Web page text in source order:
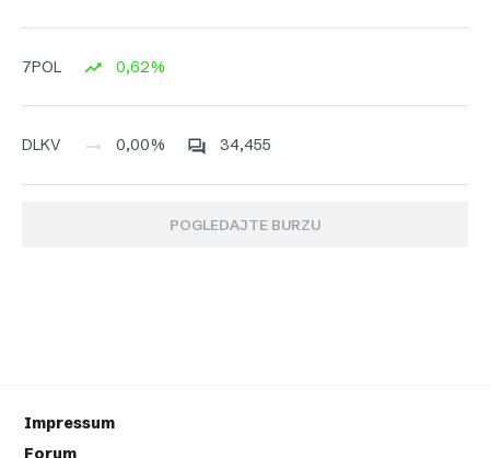
7POL 0,62%
DLKV 0,00% 34,455
POGLEDAJTE BURZU
Impressum
Forum